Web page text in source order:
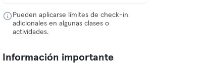
Pueden aplicarse límites de check-in
adicionales en algunas clases o
actividades.
Información importante